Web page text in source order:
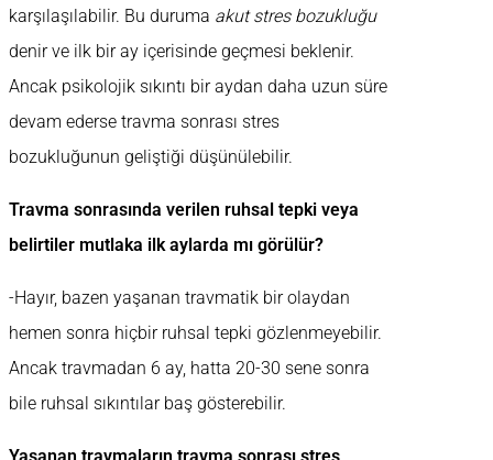
karşılaşılabilir. Bu duruma akut stres bozukluğu
denir ve ilk bir ay içerisinde geçmesi beklenir.
Ancak psikolojik sıkıntı bir aydan daha uzun süre
devam ederse travma sonrası stres
bozukluğunun geliştiği düşünülebilir.
Travma sonrasında verilen ruhsal tepki veya
belirtiler mutlaka ilk aylarda mı görülür?
-Hayır, bazen yaşanan travmatik bir olaydan
hemen sonra hiçbir ruhsal tepki gözlenmeyebilir.
Ancak travmadan 6 ay, hatta 20-30 sene sonra
bile ruhsal sıkıntılar baş gösterebilir.